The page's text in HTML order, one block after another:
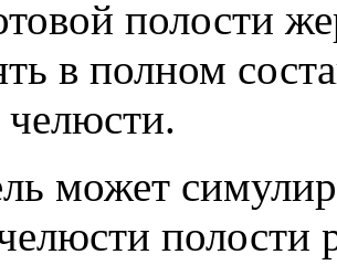
полости
в полном
может